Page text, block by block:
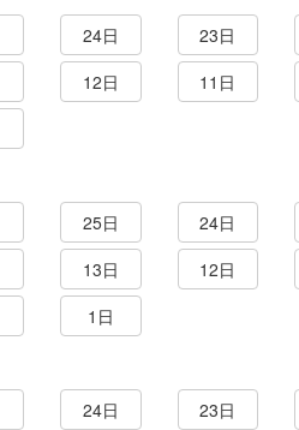
24日 23日
12日 11日
25日 24日
13日 12日
1日
24日 23日